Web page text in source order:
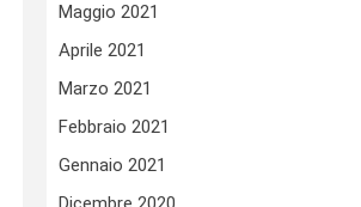
Maggio 2021
Aprile 2021
Marzo 2021
Febbraio 2021
Gennaio 2021